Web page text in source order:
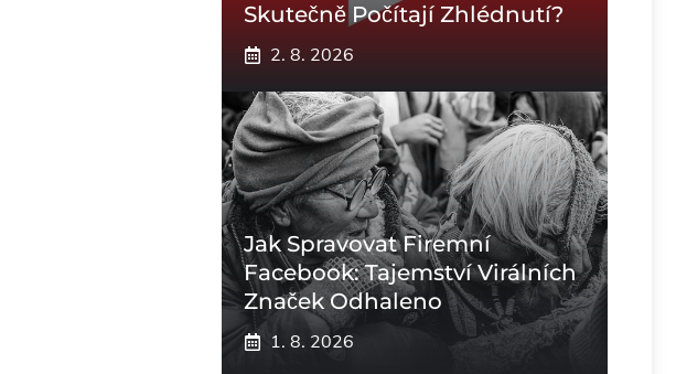
Skutečně Počítají Zhlédnutí?
2. 8. 2026
Jak Spravovat Firemní
Facebook: Tajemství Virálních
Značek Odhaleno
1. 8. 2026